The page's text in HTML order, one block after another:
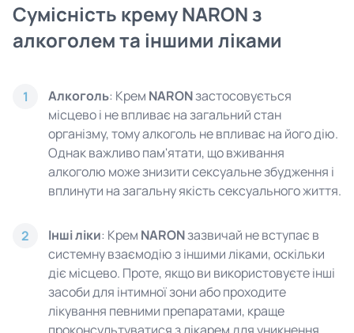
Сумісність крему NARON з
алкоголем та іншими ліками
1 Алкоголь: Крем NARONзастосовується
місцево і не впливає на загальний стан
організму, тому алкоголь не впливає на його дію.
Однак важливо пам'ятати, що вживання
алкоголю може знизити сексуальне збудження і
вплинути на загальну якість сексуального життя.
2 Інші ліки: Крем NARONзазвичай не вступає в
системну взаємодію з іншими ліками, оскільки
діє місцево. Проте, якщо ви використовуєте інші
засоби для інтимної зони або проходите
лікування певними препаратами, краще